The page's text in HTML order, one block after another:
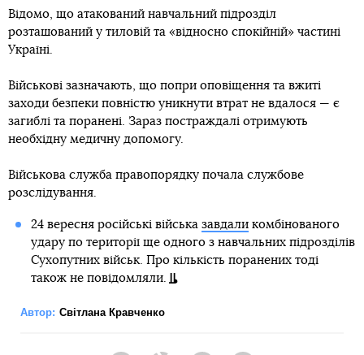
Відомо, що атакований навчальний підрозділ
розташований у тиловій та «відносно спокійній» частині
Україні.
Військові зазначають, що попри оповіщення та вжиті
заходи безпеки повністю уникнути втрат не вдалося — є
загиблі та поранені. Зараз постраждалі отримують
необхідну медичну допомогу.
Військова служба правопорядку почала службове
розслідування.
24 вересня російські війська завдаликомбінованого
удару по території ще одного з навчальних підрозділів
Сухопутних військ. Про кількість поранених тоді
також не повідомляли.
Автор: Світлана Кравченко